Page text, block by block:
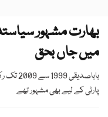
بھارت مشہور
میں جاں بحق
پارٹی کے لیے بھی مشہور تھے